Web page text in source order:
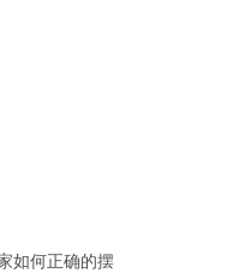
如何正确的摆